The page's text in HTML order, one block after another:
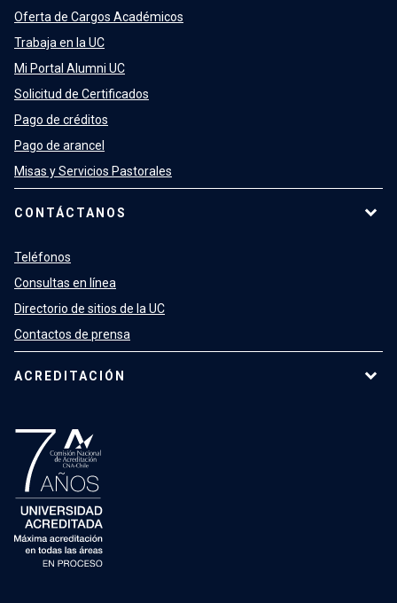
Oferta de Cargos Académicos
Trabaja en la UC
Mi Portal Alumni UC
Solicitud de Certificados
Pago de créditos
Pago de arancel
Misas y Servicios Pastorales
CONTÁCTANOS
Teléfonos
Consultas en línea
Directorio de sitios de la UC
Contactos de prensa
ACREDITACIÓN